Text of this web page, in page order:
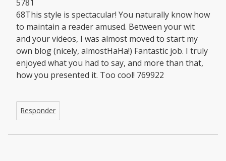
5781
68This style is spectacular! You naturally know how
to maintain a reader amused. Between your wit
and your videos, I was almost moved to start my
own blog (nicely, almostHaHa!) Fantastic job. I truly
enjoyed what you had to say, and more than that,
how you presented it. Too cool! 769922
Responder